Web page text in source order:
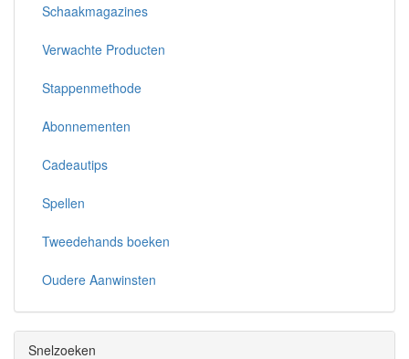
Schaakmagazines
Verwachte Producten
Stappenmethode
Abonnementen
Cadeautips
Spellen
Tweedehands boeken
Oudere Aanwinsten
Snelzoeken